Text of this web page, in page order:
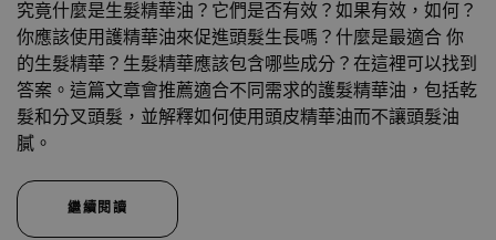
究竟什麼是生髮精華油？它們是否有效？如果有效，如何？
你應該使用護精華油來促進頭髮生長嗎？什麼是最適合 你
的生髮精華？生髮精華應該包含哪些成分？在這裡可以找到
答案。這篇文章會推薦適合不同需求的護髮精華油，包括乾
髮和分叉頭髮，並解釋如何使用頭皮精華油而不讓頭髮油
膩。
繼續閱讀